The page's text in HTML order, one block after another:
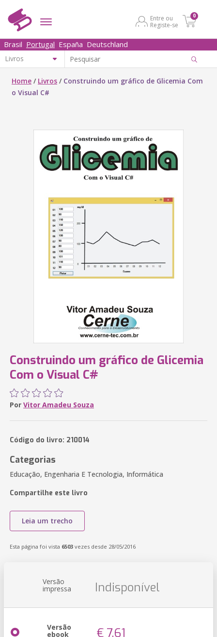
Entre ou
Registe-se
0
Brasil Portugal España Deutschland
Home / Livros / Construindo um gráfico de Glicemia Com
o Visual C#
Construindo um gráfico de Glicemia
Com o Visual C#
Por Vitor Amadeu Souza
Código do livro: 210014
Categorias
Educação, Engenharia E Tecnologia, Informática
Compartilhe este livro
Leia um trecho
Esta página foi vista 6503 vezes desde 28/05/2016
Versão
impressa Indisponível
Versão
ebook € 7,61